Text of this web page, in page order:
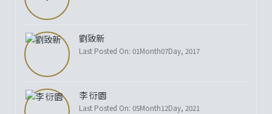
劉致新
Last Posted On: 01Month07Day, 2017
李 衍園
Last Posted On: 05Month12Day, 2021